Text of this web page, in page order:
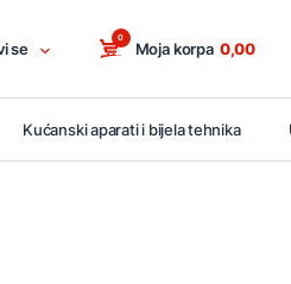
se Moja korpa
0
0,00
Kućanski aparati i bijela tehnika